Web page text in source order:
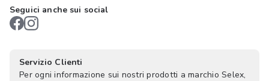
Seguici anche sui social
Servizio Clienti
Per ogni informazione sui nostri prodotti a marchio Selex,